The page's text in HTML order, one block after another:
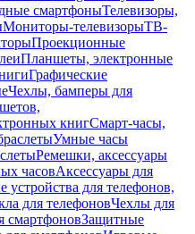
смартфоныТелевизоры,
Мониторы-телевизорыТВ-
Проекционные
Планшеты, электронные
Графические
Чехлы, бамперы для
книгСмарт-часы,
Умные часы
Ремешки, аксессуары
часовАксессуары для
устройства для телефонов,
для телефоновЧехлы для
смартфоновЗащитные